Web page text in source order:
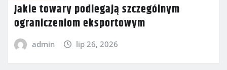
Jakie towary podlegają szczególnym
ograniczeniom eksportowym
admin lip 26, 2026